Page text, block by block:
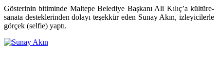
Gösterinin bitiminde Maltepe Belediye Başkanı Ali Kılıç’a kültüre-
sanata desteklerinden dolayı teşekkür eden Sunay Akın, izleyicilerle
görçek (selfie) yaptı.